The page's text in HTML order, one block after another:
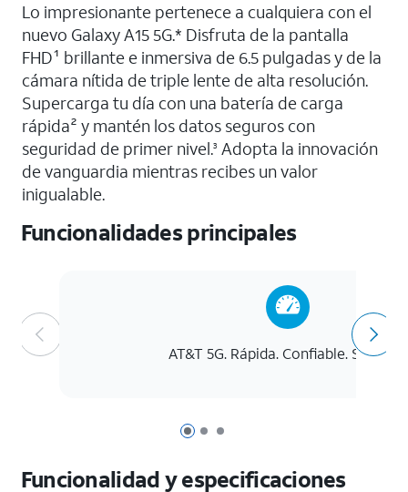
Lo impresionante pertenece a cualquiera con el
nuevo Galaxy A15 5G.* Disfruta de la pantalla
FHD¹ brillante e inmersiva de 6.5 pulgadas y de la
cámara nítida de triple lente de alta resolución.
Supercarga tu día con una batería de carga
rápida² y mantén los datos seguros con
seguridad de primer nivel.3 Adopta la innovación
de vanguardia mientras recibes un valor
inigualable.
Funcionalidades principales
Página 1 de 3
Página 2 de 3
Página 3 de 3
AT&T 5G. Rápida. Confiable. Segura.*
Funcionalidad y especificaciones